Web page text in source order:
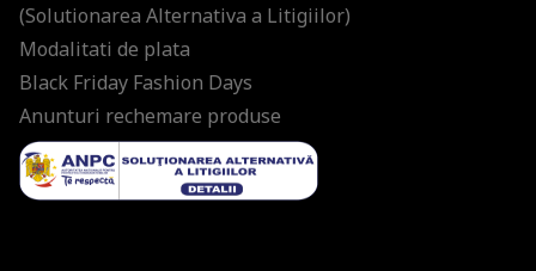
(Solutionarea Alternativa a Litigiilor)
Modalitati de plata
Black Friday Fashion Days
Anunturi rechemare produse